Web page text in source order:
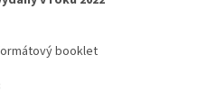
booklet